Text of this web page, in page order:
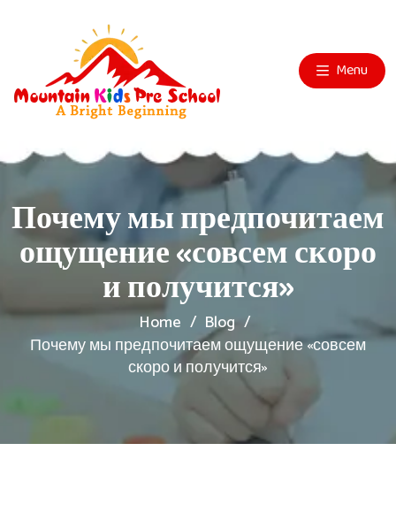
Menu
Почему мы предпочитаем
ощущение «совсем скоро
и получится»
Home
Blog
Почему мы предпочитаем ощущение «совсем
скоро и получится»